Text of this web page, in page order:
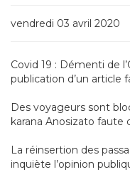
vendredi 03 avril 2020
Covid 19 : Démenti de
publication d’un article
Des voyageurs sont
karana Anosizato faute
La réinsertion des
inquiète l’opinion